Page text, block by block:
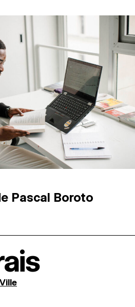
Pascal Boroto